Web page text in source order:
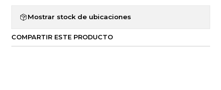
Mostrar stock de ubicaciones
COMPARTIR ESTE PRODUCTO